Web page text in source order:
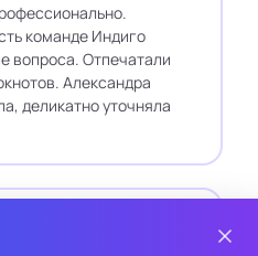
команде Индиго
вопроса. Отпечатали
Александра
деликатно уточняла